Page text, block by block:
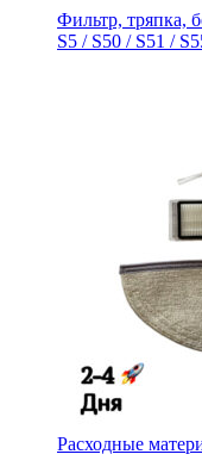
Фильтр, тряпка,
S5 / S50 / S51 /
Расходные